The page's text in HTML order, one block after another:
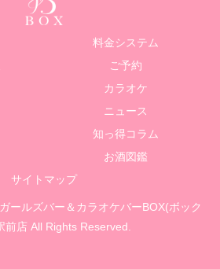
料金システム
ご予約
カラオケ
ニュース
知っ得コラム
お酒図鑑
サイトマップ
ールズバー＆カラオケバーBOX(ボック
前店 All Rights Reserved.